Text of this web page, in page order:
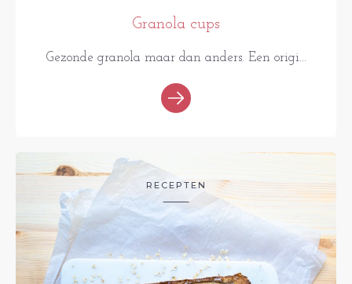
Granola cups
Gezonde granola maar dan anders. Een origi...
RECEPTEN